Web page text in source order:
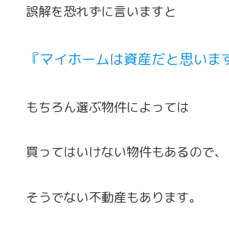
誤解を恐れずに言いますと
『マイホームは資産だと思いま
もちろん選ぶ物件によっては
買ってはいけない物件もあるので、
そうでない不動産もあります。